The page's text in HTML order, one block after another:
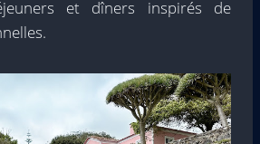
et dîners inspirés de